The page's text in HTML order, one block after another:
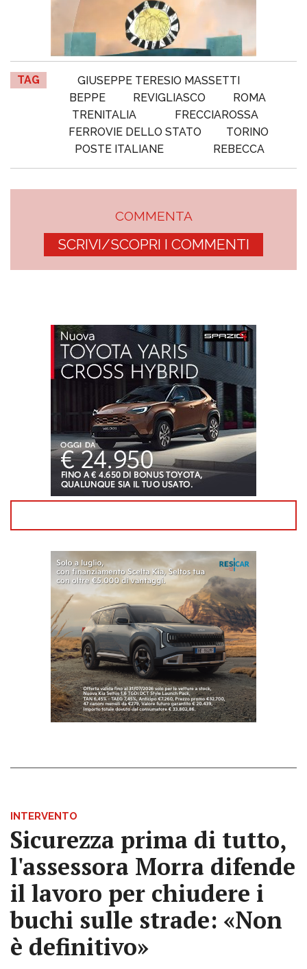
TAG
GIUSEPPE TERESIO MASSETTI
BEPPE
REVIGLIASCO
ROMA
TRENITALIA
FRECCIAROSSA
FERROVIE DELLO STATO
TORINO
POSTE ITALIANE
REBECCA
COMMENTA
SCRIVI/SCOPRI I COMMENTI
INTERVENTO
Sicurezza prima di tutto,
l'assessora Morra difende
il lavoro per chiudere i
buchi sulle strade: «Non
è definitivo»